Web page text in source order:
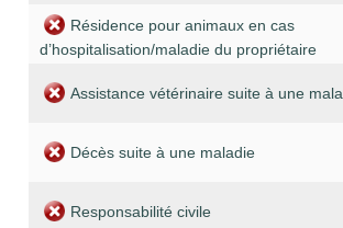
Résidence pour animaux en cas
d’hospitalisation/maladie du propriétaire
Assistance vétérinaire suite à une
Décès suite à une maladie
Responsabilité civile